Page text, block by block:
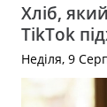
Хліб,
TikTok
Неділя, 9